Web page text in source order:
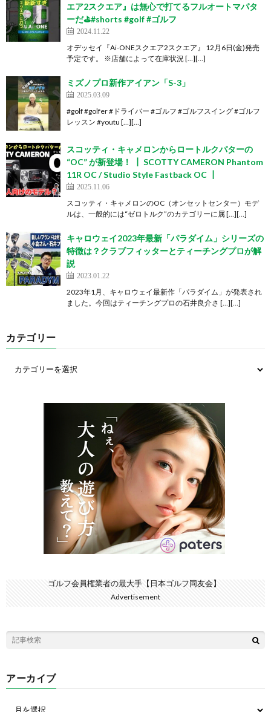
エア2スクエア』は無心で打てるフルオートマパタ
ーだ⛳#shorts #golf #ゴルフ
2024.11.22
オデッセイ『Ai-ONEスクエア2スクエア』 12月6日(金)発売
予定です。 ※店舗によって在庫状況 […][…]
ミズノプロ新作アイアン「S-3」
2025.03.09
#golf #golfer #ドライバー #ゴルフ #ゴルフスイング #ゴルフ
レッスン #youtu […][…]
スコッティ・キャメロンからロートルクパターの
“OC” が新登場！ ┃ SCOTTY CAMERON Phantom
11R OC / Studio Style Fastback OC ┃
2025.11.06
スコッティ・キャメロンのOC（オンセットセンター）モデ
ルは、一般的には“ゼロトルク”のカテゴリーに属 […][…]
キャロウェイ2023年最新「パラダイム」シリーズの
特徴は？クラブフィッターとティーチングプロが解
説
2023.01.22
2023年1月、キャロウェイ最新作「パラダイム」が発表され
ました。今回はティーチングプロの石井良介さ […][…]
カテゴリー
ゴルフ会員権業者の最大手【日本ゴルフ同友会】
Advertisement
アーカイブ